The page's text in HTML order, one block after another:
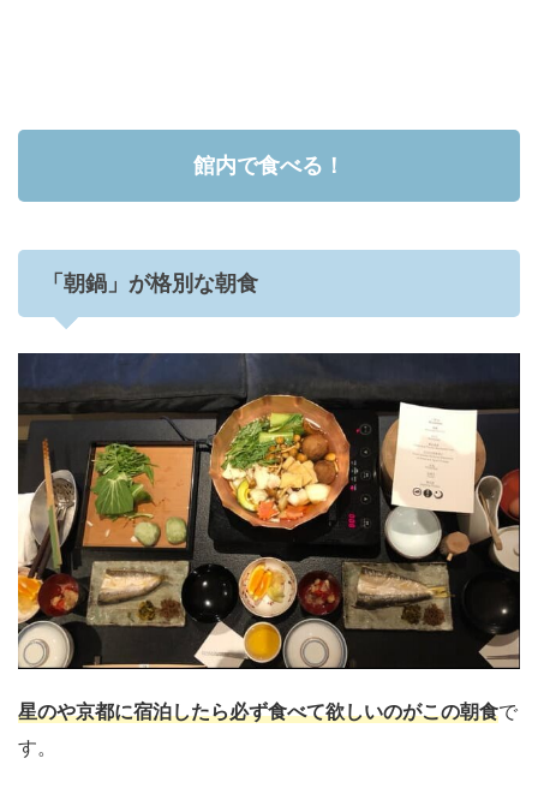
館内で食べる！
「朝鍋」が格別な朝食
星のや京都に宿泊したら必ず食べて欲しいのがこの朝食で
す。